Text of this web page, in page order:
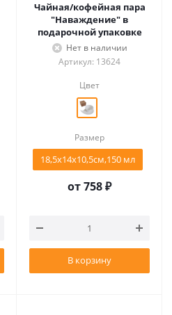
Чайная/кофейная пара
"Наваждение" в
подарочной упаковке
Нет в наличии
Артикул: 13624
Цвет
Размер
18,5х14х10,5см,150 мл
от758 ₽
В корзину